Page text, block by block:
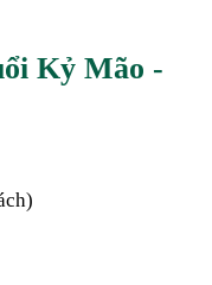
Kỷ Mão -